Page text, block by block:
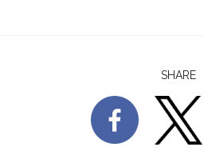
SHARE